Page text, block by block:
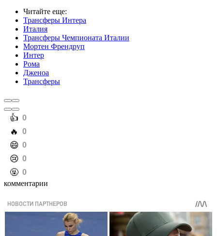
Читайте еще:
Трансферы Интера
Италия
Трансферы Чемпионата Италии
Мортен Френдруп
Интер
Рома
Дженоа
Трансферы
️👍 0
️🔥 0
️😄 0
️😢 0
️🤬 0
комментарии